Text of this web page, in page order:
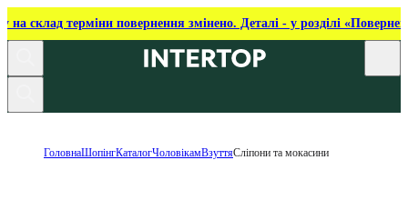
на склад терміни повернення змінено. Деталі - у розділі
ГоловнаШопінгКаталогЧоловікамВзуттяСліпони та мокасини